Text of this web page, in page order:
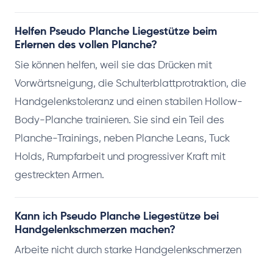
Helfen Pseudo Planche Liegestütze beim
Erlernen des vollen Planche?
Sie können helfen, weil sie das Drücken mit
Vorwärtsneigung, die Schulterblattprotraktion, die
Handgelenkstoleranz und einen stabilen Hollow-
Body-Planche trainieren. Sie sind ein Teil des
Planche-Trainings, neben Planche Leans, Tuck
Holds, Rumpfarbeit und progressiver Kraft mit
gestreckten Armen.
Kann ich Pseudo Planche Liegestütze bei
Handgelenkschmerzen machen?
Arbeite nicht durch starke Handgelenkschmerzen